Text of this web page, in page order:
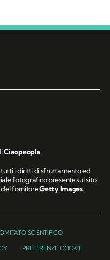
Ciaopeople.
i diritti di sfruttamento ed
fotografico presente sul sito
del fornitoreGetty Images.
SCIENTIFICO
PREFERENZE COOKIE